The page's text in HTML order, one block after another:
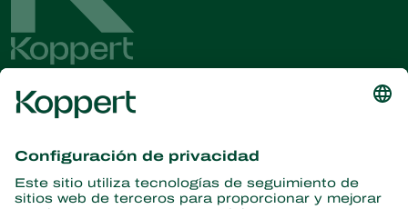
información
Suscríbase aquí